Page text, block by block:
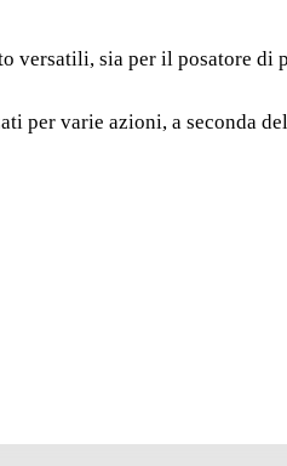
di prodotti molto versatili,
versatili, sia per il posatore di
per varie azioni, a seconda